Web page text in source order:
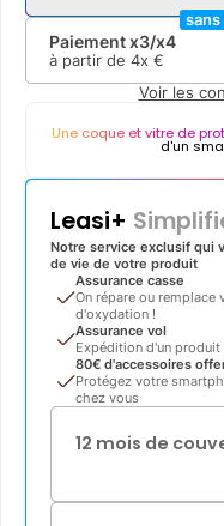
Paiement x3/x4
à partir de 4x €
sans
Voir les
Une coque et vitre de
d'un
Leasi+
Notre service exclusif qui
de vie de votre produit
Assurance casse
On répare ou
d'oxydation !
Assurance vol
Expédition d'un
80€ d'accessoires
Protégez votre
chez vous
12 mois de